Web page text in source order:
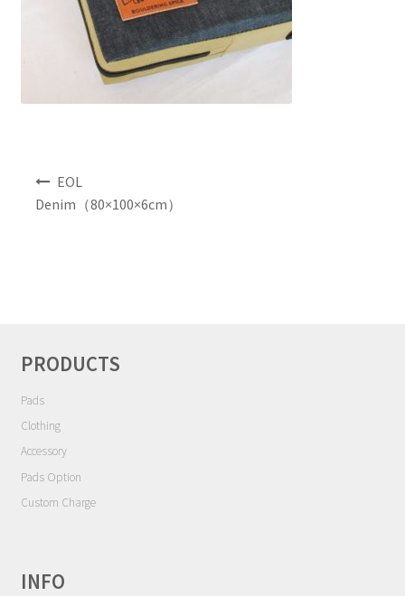
Product Sample
Custom Order
About us
Cart
My Account
ン
EOL
Denim（80×100×6cm）
PRODUCTS
Pads
Clothing
Accessory
Pads Option
Custom Charge
INFO